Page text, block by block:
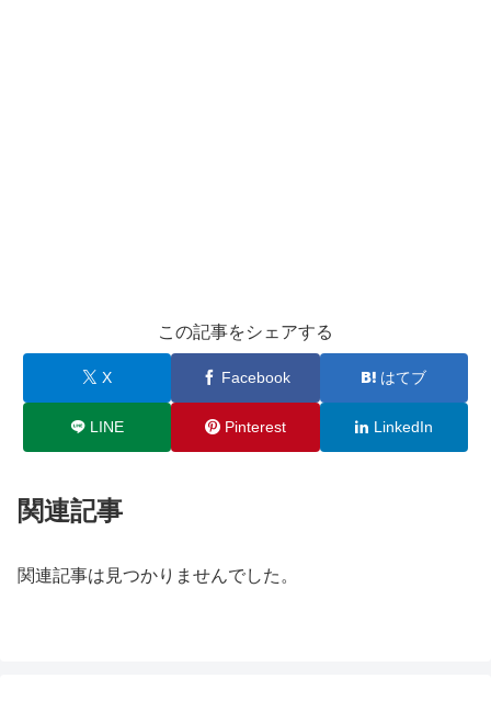
この記事をシェアする
X Facebook はてブ
LINE Pinterest LinkedIn
関連記事
関連記事は見つかりませんでした。